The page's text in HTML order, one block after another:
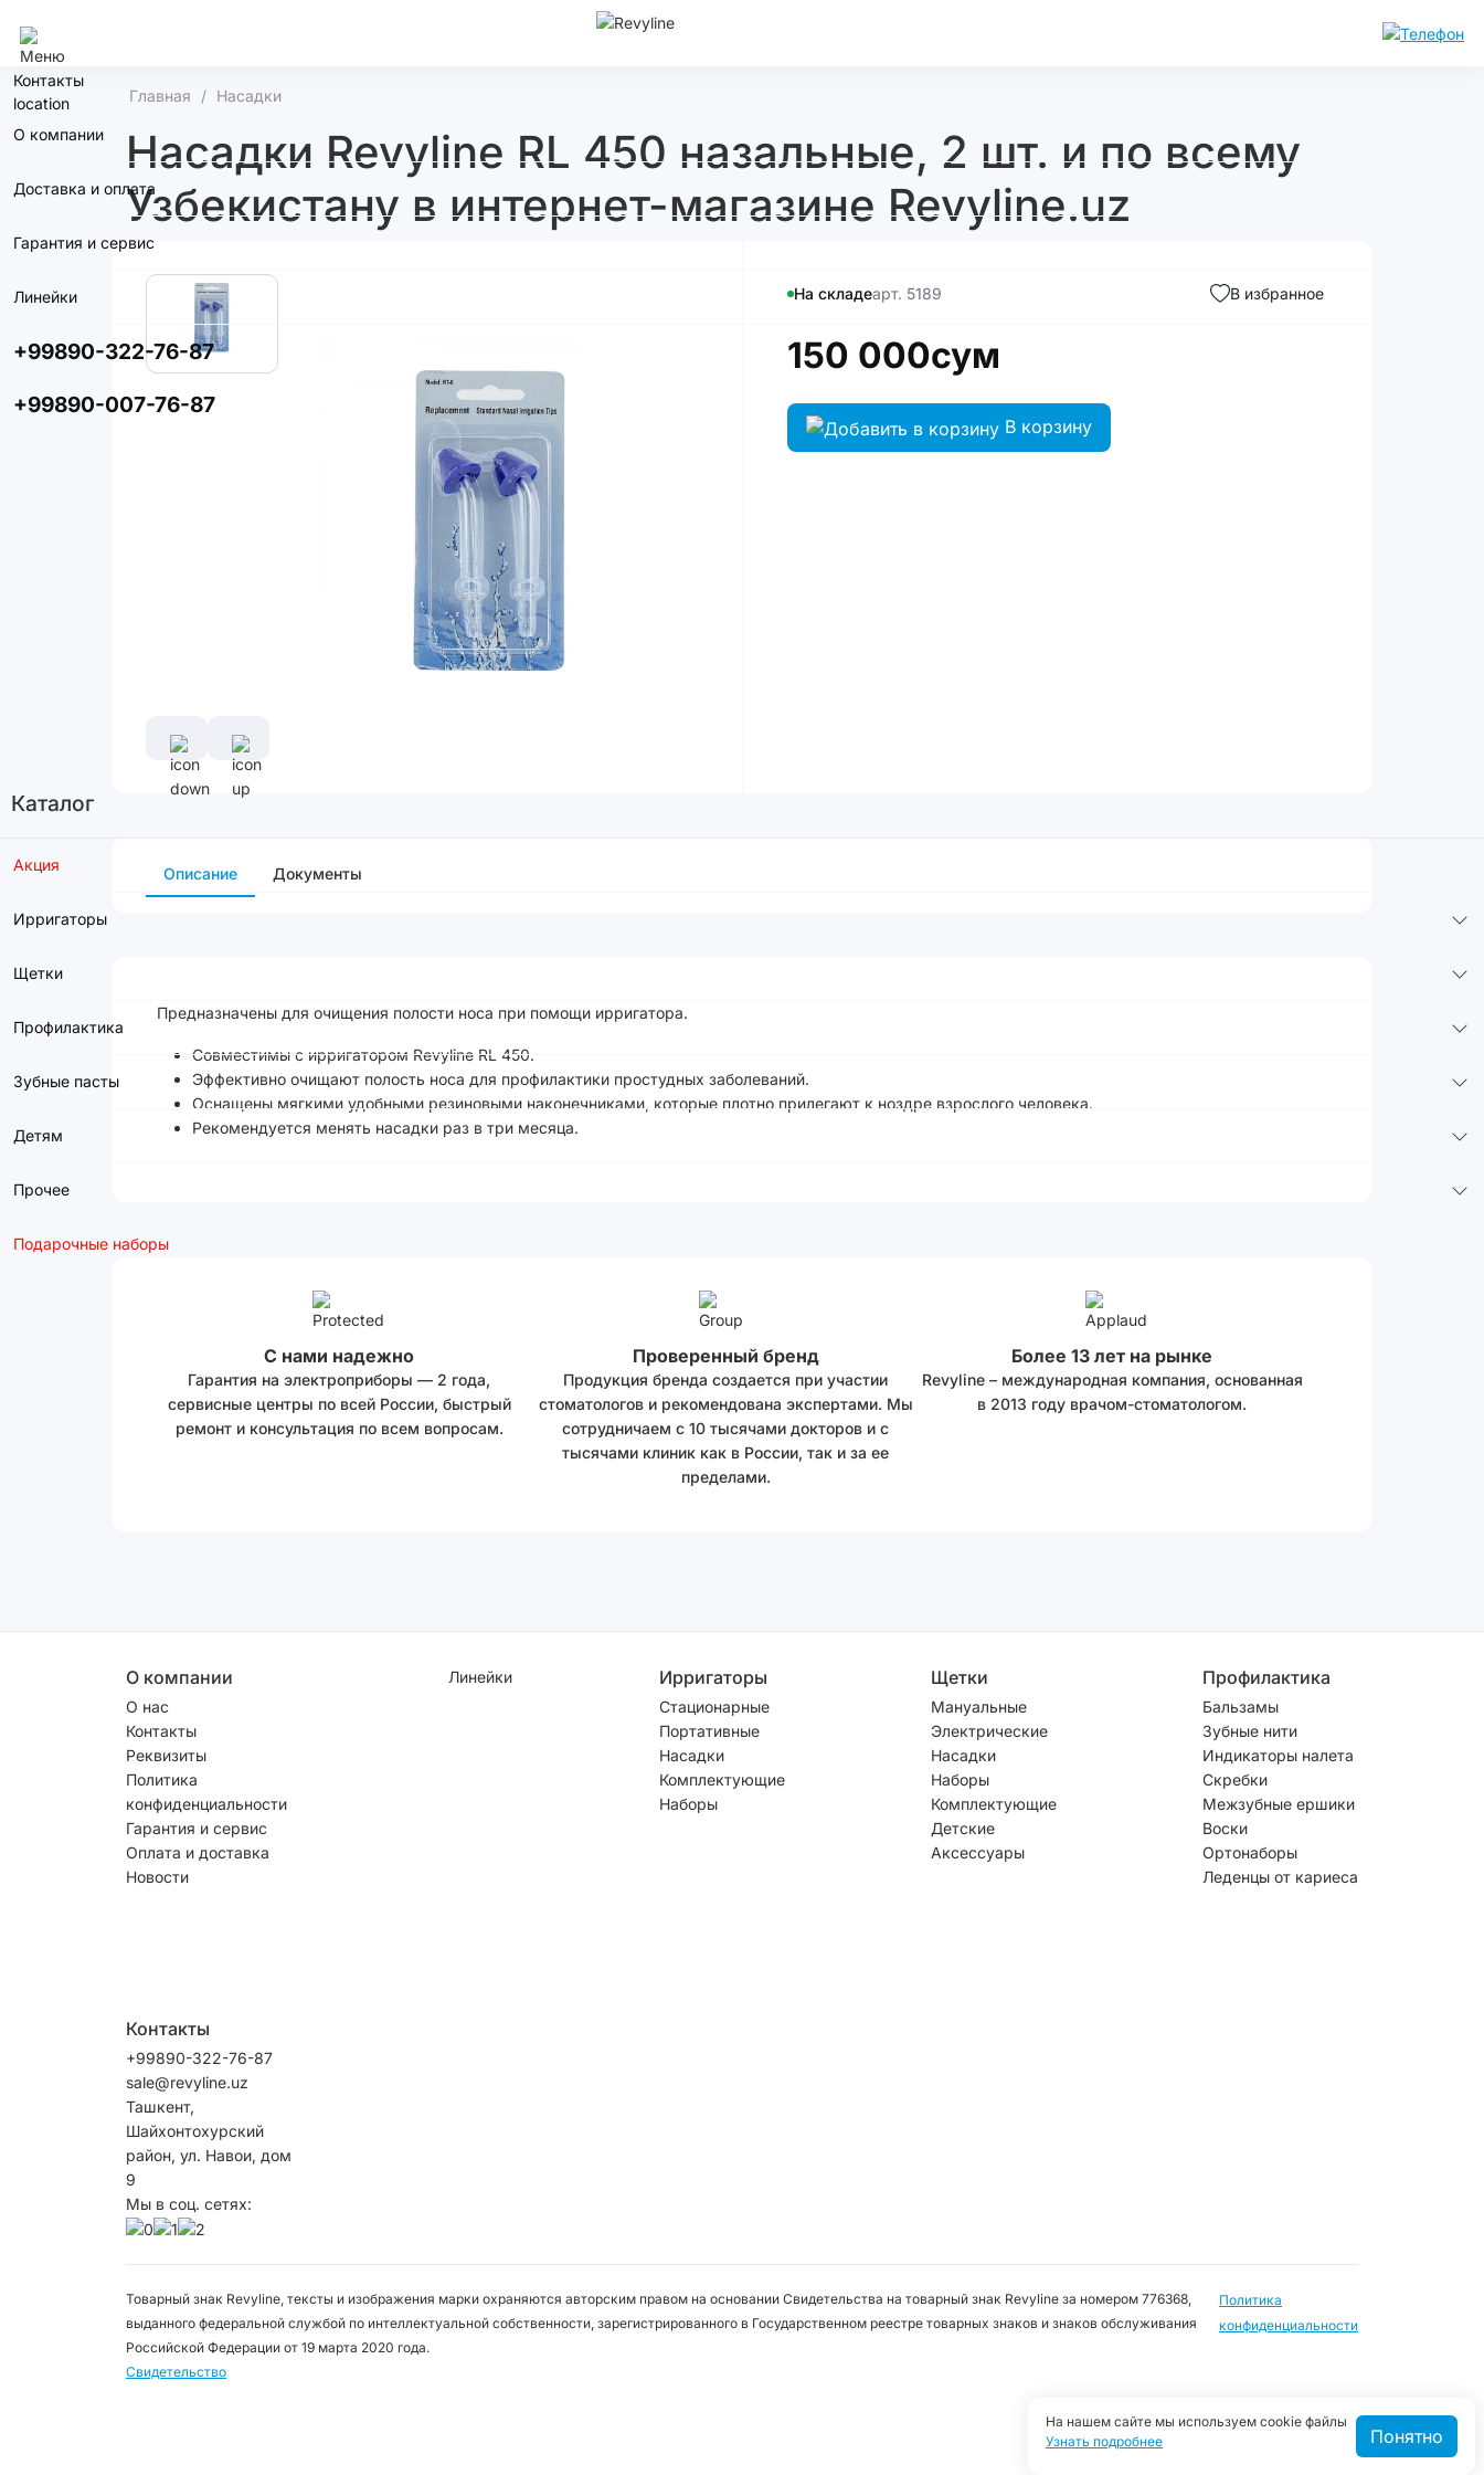
Контакты
О компании
Доставка и оплата
Гарантия и сервис
Линейки
+99890-322-76-87
+99890-007-76-87
Каталог
Акция
Ирригаторы
Щетки
Профилактика
Зубные пасты
Детям
Прочее
Подарочные наборы
Главная Насадки
Насадки Revyline RL 450 назальные, 2 шт. и по всему
Узбекистану в интернет-магазине Revyline.uz
На складеарт. 5189 В избранное
150 000сум
В корзину
Описание Документы
Предназначены для очищения полости носа при помощи ирригатора.
Совместимы с ирригатором Revyline RL 450.
Эффективно очищают полость носа для профилактики простудных заболеваний.
Оснащены мягкими удобными резиновыми наконечниками, которые плотно прилегают к ноздре взрослого человека.
Рекомендуется менять насадки раз в три месяца.
С нами надежно
Гарантия на электроприборы — 2 года,
сервисные центры по всей России, быстрый
ремонт и консультация по всем вопросам.
Проверенный бренд
Продукция бренда создается при участии
стоматологов и рекомендована экспертами. Мы
сотрудничаем с 10 тысячами докторов и с
тысячами клиник как в России, так и за ее
пределами.
Более 13 лет на рынке
Revyline – международная компания, основанная
в 2013 году врачом-стоматологом.
О компании
О нас
Контакты
Реквизиты
Политика
конфиденциальности
Гарантия и сервис
Оплата и доставка
Новости
Линейки Ирригаторы
Стационарные
Портативные
Насадки
Комплектующие
Наборы
Щетки
Мануальные
Электрические
Насадки
Наборы
Комплектующие
Детские
Аксессуары
Профилактика
Бальзамы
Зубные нити
Индикаторы налета
Скребки
Межзубные ершики
Воски
Ортонаборы
Леденцы от кариеса
Контакты
+99890-322-76-87
sale@revyline.uz
Ташкент,
Шайхонтохурский
район, ул. Навои, дом
9
Мы в соц. сетях:
Товарный знак Revyline, тексты и изображения марки охраняются авторским правом на основании Свидетельства на товарный знак Revyline за номером 776368,
выданного федеральной службой по интеллектуальной собственности, зарегистрированного в Государственном реестре товарных знаков и знаков обслуживания
Российской Федерации от 19 марта 2020 года.
Свидетельство
Политика
конфиденциальности
На нашем сайте мы используем cookie файлы
Узнать подробнее
Понятно